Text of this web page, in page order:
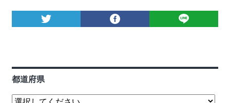
都道府県